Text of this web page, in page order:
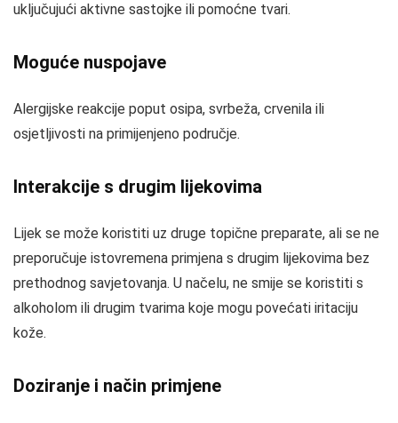
uključujući aktivne sastojke ili pomoćne tvari.
Moguće nuspojave
Alergijske reakcije poput osipa, svrbeža, crvenila ili
osjetljivosti na primijenjeno područje.
Interakcije s drugim lijekovima
Lijek se može koristiti uz druge topične preparate, ali se ne
preporučuje istovremena primjena s drugim lijekovima bez
prethodnog savjetovanja. U načelu, ne smije se koristiti s
alkoholom ili drugim tvarima koje mogu povećati iritaciju
kože.
Doziranje i način primjene